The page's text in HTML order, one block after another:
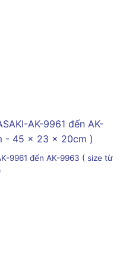
9961 đến AK-9963 ( size từ